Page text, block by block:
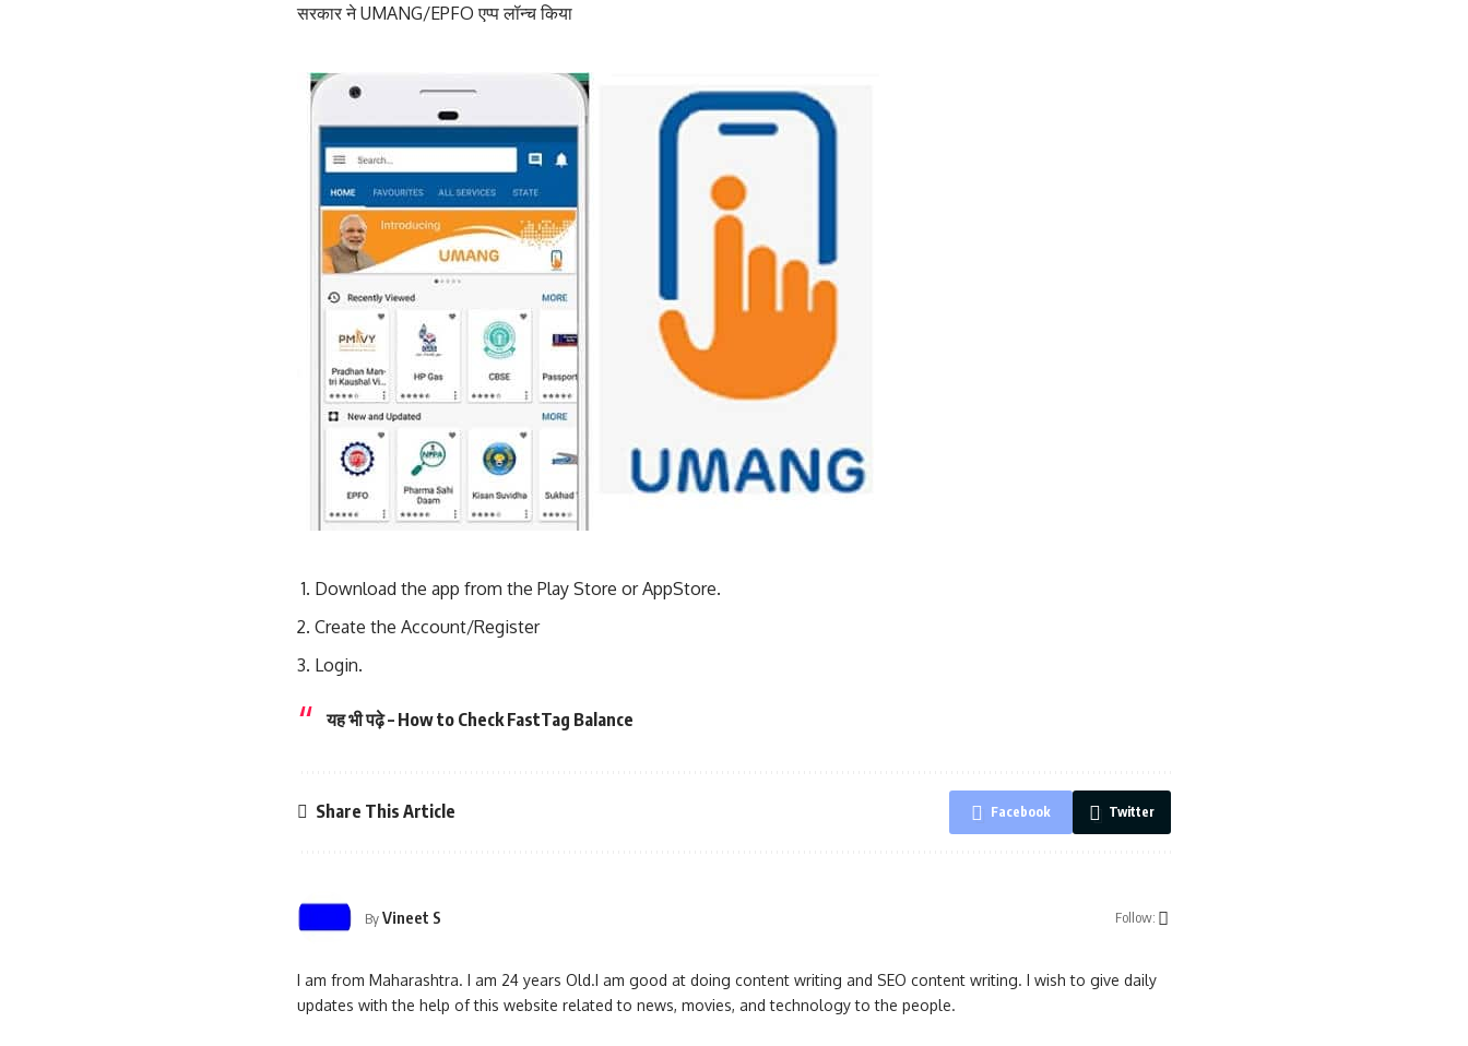
सरकार ने UMANG/EPFO एप्प लॉन्च किया
Download the app from the Play Store or AppStore.
Create the Account/Register
Login.
यह भी पढ़े– How to Check FastTag Balance
Share This Article Facebook Twitter
ByVineet S Follow:
I am from Maharashtra. I am 24 years Old.I am good at doing content writing and SEO content writing. I wish to give daily
updates with the help of this website related to news, movies, and technology to the people.